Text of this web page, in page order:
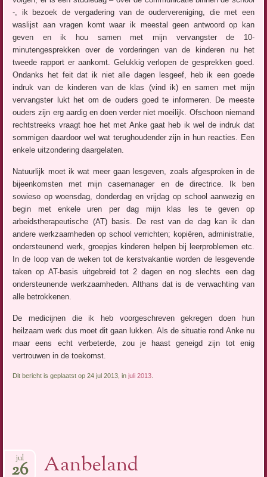
-, ik bezoek de vergadering van de oudervereniging, die met een
waslijst aan vragen komt waar ik meestal geen antwoord op kan
geven en ik hou samen met mijn vervangster de 10-
minutengesprekken over de vorderingen van de kinderen nu het
tweede rapport er aankomt. Gelukkig verlopen de gesprekken goed.
Ondanks het feit dat ik niet alle dagen lesgeef, heb ik een goede
indruk van de kinderen van de klas (vind ik) en samen met mijn
vervangster lukt het om de ouders goed te informeren. De meeste
ouders zijn erg aardig en doen verder niet moeilijk. Ofschoon niemand
rechtstreeks vraagt hoe het met Anke gaat heb ik wel de indruk dat
sommigen daardoor wel wat terughoudender zijn in hun reacties. Een
enkele uitzondering daargelaten.
Natuurlijk moet ik wat meer gaan lesgeven, zoals afgesproken in de
bijeenkomsten met mijn casemanager en de directrice. Ik ben
sowieso op woensdag, donderdag en vrijdag op school aanwezig en
begin met enkele uren per dag mijn klas les te geven op
arbeidstherapeutische (AT) basis. De rest van de dag kan ik dan
andere werkzaamheden op school verrichten; kopiëren, administratie,
ondersteunend werk, groepjes kinderen helpen bij leerproblemen etc.
In de loop van de weken tot de kerstvakantie worden de lesgevende
taken op AT-basis uitgebreid tot 2 dagen en nog slechts een dag
ondersteunende werkzaamheden. Althans dat is de verwachting van
alle betrokkenen.
De medicijnen die ik heb voorgeschreven gekregen doen hun
heilzaam werk dus moet dit gaan lukken. Als de situatie rond Anke nu
maar eens echt verbeterde, zou je haast geneigd zijn tot enig
vertrouwen in de toekomst.
Dit bericht is geplaatst op 24 jul 2013, injuli 2013
Aanbeland
jul
26